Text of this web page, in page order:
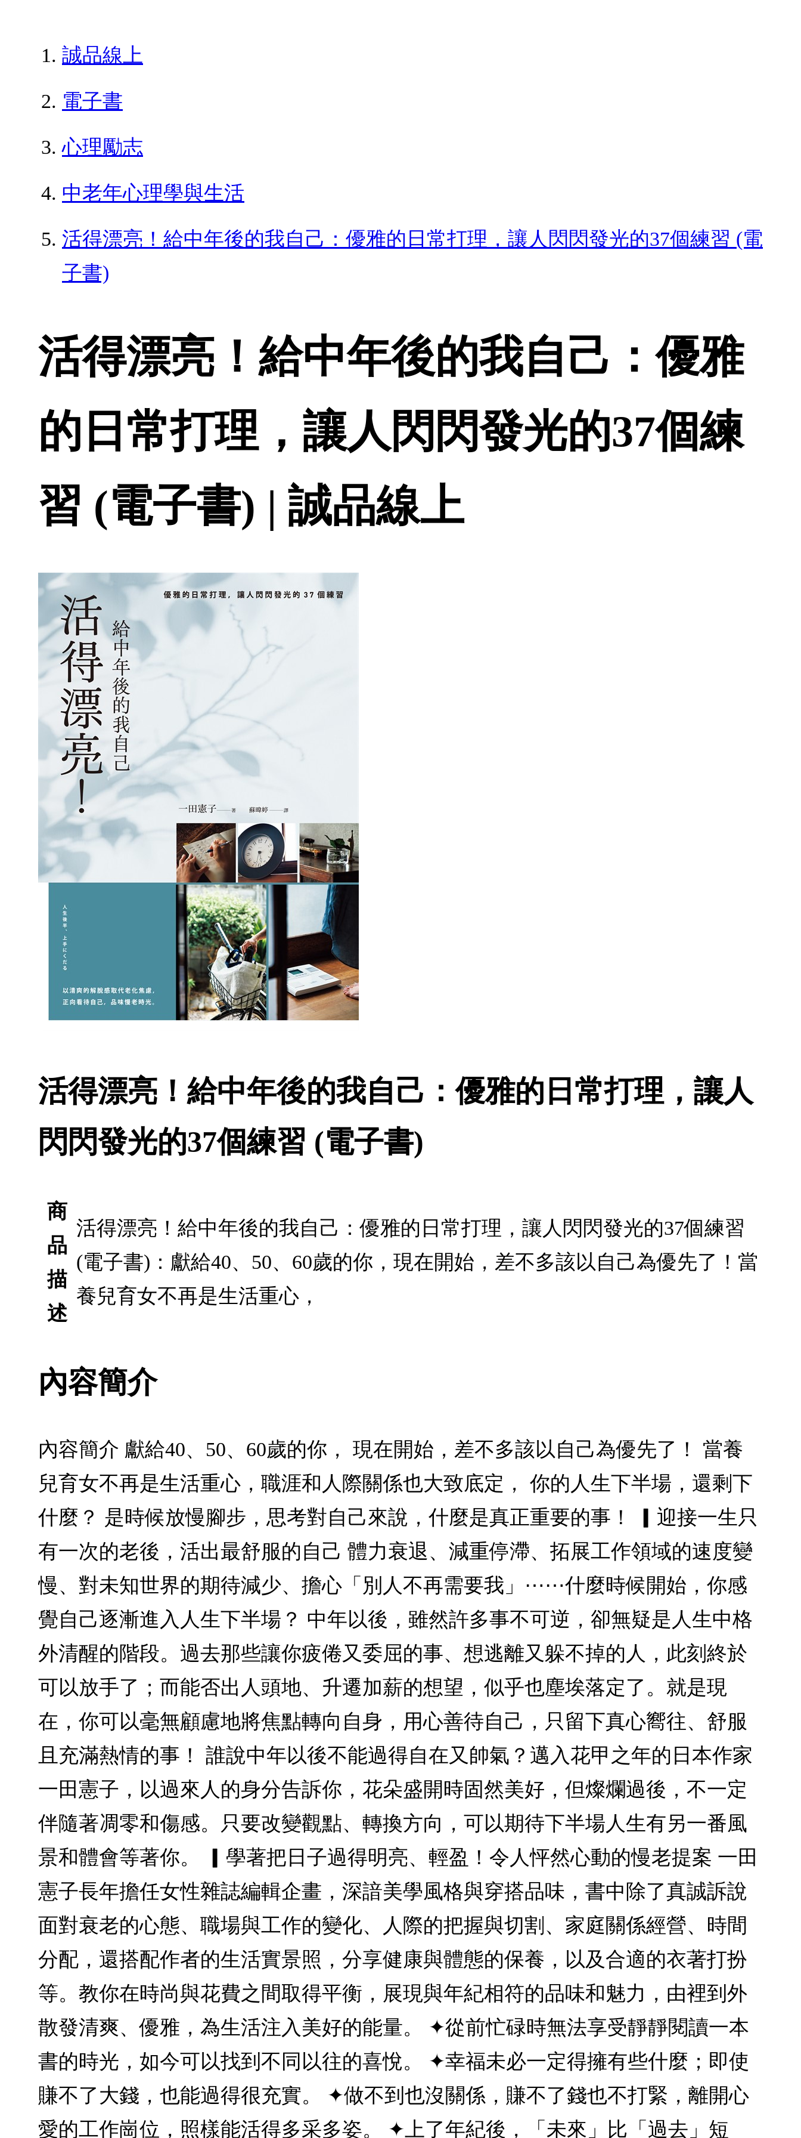
誠品線上
電子書
心理勵志
中老年心理學與生活
活得漂亮！給中年後的我自己：優雅的日常打理，讓人閃閃發光的37個練習 (電
子書)
活得漂亮！給中年後的我自己：優雅
的日常打理，讓人閃閃發光的37個練
習 (電子書) | 誠品線上
活得漂亮！給中年後的我自己：優雅的日常打理，讓人
閃閃發光的37個練習 (電子書)
商
品
描
述
活得漂亮！給中年後的我自己：優雅的日常打理，讓人閃閃發光的37個練習
(電子書)：獻給40、50、60歲的你，現在開始，差不多該以自己為優先了！當
養兒育女不再是生活重心，
內容簡介
內容簡介 獻給40、50、60歲的你， 現在開始，差不多該以自己為優先了！ 當養
兒育女不再是生活重心，職涯和人際關係也大致底定， 你的人生下半場，還剩下
什麼？ 是時候放慢腳步，思考對自己來說，什麼是真正重要的事！ ▎迎接一生只
有一次的老後，活出最舒服的自己 體力衰退、減重停滯、拓展工作領域的速度變
慢、對未知世界的期待減少、擔心「別人不再需要我」⋯⋯什麼時候開始，你感
覺自己逐漸進入人生下半場？ 中年以後，雖然許多事不可逆，卻無疑是人生中格
外清醒的階段。過去那些讓你疲倦又委屈的事、想逃離又躲不掉的人，此刻終於
可以放手了；而能否出人頭地、升遷加薪的想望，似乎也塵埃落定了。就是現
在，你可以毫無顧慮地將焦點轉向自身，用心善待自己，只留下真心嚮往、舒服
且充滿熱情的事！ 誰說中年以後不能過得自在又帥氣？邁入花甲之年的日本作家
一田憲子，以過來人的身分告訴你，花朵盛開時固然美好，但燦爛過後，不一定
伴隨著凋零和傷感。只要改變觀點、轉換方向，可以期待下半場人生有另一番風
景和體會等著你。 ▎學著把日子過得明亮、輕盈！令人怦然心動的慢老提案 一田
憲子長年擔任女性雜誌編輯企畫，深諳美學風格與穿搭品味，書中除了真誠訴說
面對衰老的心態、職場與工作的變化、人際的把握與切割、家庭關係經營、時間
分配，還搭配作者的生活實景照，分享健康與體態的保養，以及合適的衣著打扮
等。教你在時尚與花費之間取得平衡，展現與年紀相符的品味和魅力，由裡到外
散發清爽、優雅，為生活注入美好的能量。 ✦從前忙碌時無法享受靜靜閱讀一本
書的時光，如今可以找到不同以往的喜悅。 ✦幸福未必一定得擁有些什麼；即使
賺不了大錢，也能過得很充實。 ✦做不到也沒關係，賺不了錢也不打緊，離開心
愛的工作崗位，照樣能活得多采多姿。 ✦上了年紀後，「未來」比「過去」短